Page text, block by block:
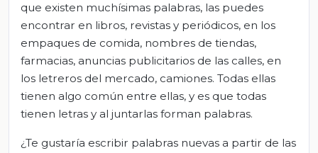
que existen muchísimas palabras, las puedes
encontrar en libros, revistas y periódicos, en los
empaques de comida, nombres de tiendas,
farmacias, anuncias publicitarios de las calles, en
los letreros del mercado, camiones. Todas ellas
tienen algo común entre ellas, y es que todas
tienen letras y al juntarlas forman palabras.
¿Te gustaría escribir palabras nuevas a partir de las